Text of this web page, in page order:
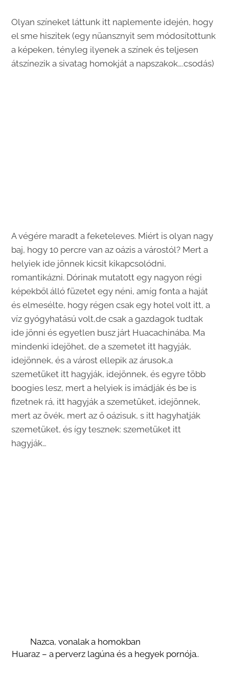
Olyan színeket láttunk itt naplemente idején, hogy
el sme hiszitek (egy nüansznyit sem módosítottunk
a képeken, tényleg ilyenek a színek és teljesen
átszínezik a sivatag homokját a napszakok….csodás)
A végére maradt a feketeleves. Miért is olyan nagy
baj, hogy 10 percre van az oázis a várostól? Mert a
helyiek ide jönnek kicsit kikapcsolódni,
romantikázni. Dórinak mutatott egy nagyon régi
képekből álló füzetet egy néni, amíg fonta a haját
és elmesélte, hogy régen csak egy hotel volt itt, a
víz gyógyhatású volt,de csak a gazdagok tudtak
ide jönni és egyetlen busz járt Huacachinába. Ma
mindenki idejöhet, de a szemetet itt hagyják,
idejönnek, és a várost ellepik az árusok,a
szemetüket itt hagyják, idejönnek, és egyre több
boogies lesz, mert a helyiek is imádják és be is
fizetnek rá, itt hagyják a szemetüket, idejönnek,
mert az övék, mert az ő oázisuk, s itt hagyhatják
szemetüket, és így tesznek: szemetüket itt
hagyják…
Nazca, vonalak a homokban
Huaraz – a perverz lagúna és a hegyek pornója..